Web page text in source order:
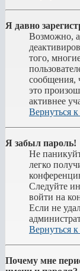
Я давно
Возможно,
того,
сообщения,
это
активнее
Вернуться к
Я забыл пароль!
Не
легко
Следуйте
войти на
Если не
Вернуться к
Почему мне